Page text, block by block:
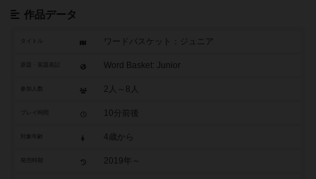
作品データ
タイトル ワードバスケット：ジュニア
Word Basket: Junior
参加人数 2人～8人
10分前後
4歳から
2019年～